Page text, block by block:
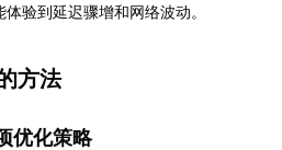
验到延迟骤增和网络波动。
方法
优化策略